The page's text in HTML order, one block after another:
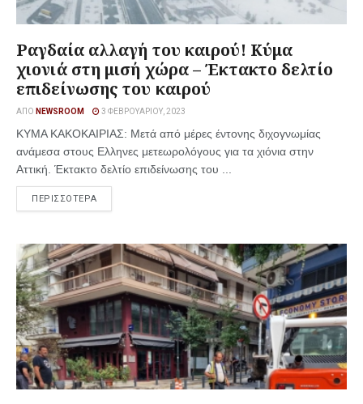
Ραγδαία αλλαγή του καιρού! Κύμα
χιονιά στη μισή χώρα – Έκτακτο δελτίο
επιδείνωσης του καιρού
ΑΠΌ NEWSROOM 3 ΦΕΒΡΟΥΑΡΊΟΥ, 2023
ΚΥΜΑ ΚΑΚΟΚΑΙΡΙΑΣ: Μετά από μέρες έντονης διχογνωμίας
ανάμεσα στους Ελληνες μετεωρολόγους για τα χιόνια στην
Αττική. Έκτακτο δελτίο επιδείνωσης του ...
ΠΕΡΙΣΣΟΤΕΡΑ